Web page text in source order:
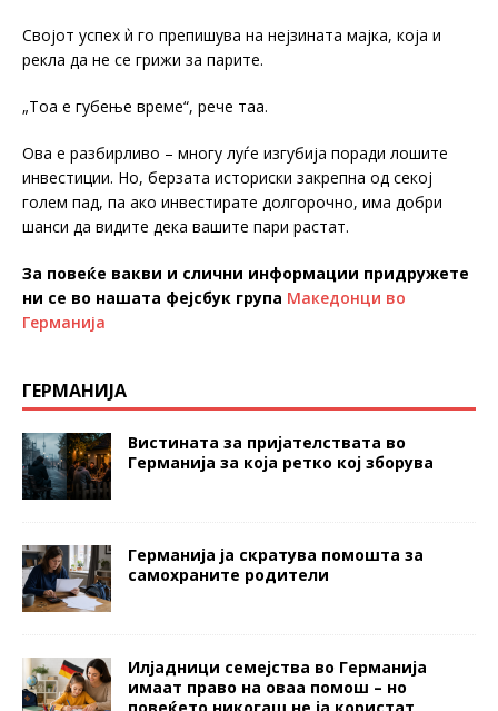
Својот успех ѝ го препишува на нејзината мајка, која и
рекла да не се грижи за парите.
„Тоа е губење време“, рече таа.
Ова е разбирливо – многу луѓе изгубија поради лошите
инвестиции. Но, берзата историски закрепна од секој
голем пад, па ако инвестирате долгорочно, има добри
шанси да видите дека вашите пари растат.
За повеќе вакви и слични информации придружете
ни се во нашата фејсбук група Македонци во
Германија
ГЕРМАНИЈА
Вистината за пријателствата во
Германија за која ретко кој зборува
Германија ја скратува помошта за
самохраните родители
Илјадници семејства во Германија
имаат право на оваа помош – но